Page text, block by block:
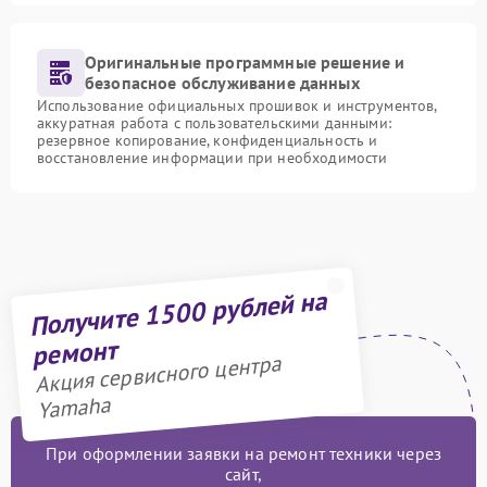
Оригинальные программные решение и
безопасное обслуживание данных
Использование официальных прошивок и инструментов,
аккуратная работа с пользовательскими данными:
резервное копирование, конфиденциальность и
восстановление информации при необходимости
Получите 1500 рублей на
ремонт
Акция сервисного центра
Yamaha
При оформлении заявки на ремонт техники через
сайт,